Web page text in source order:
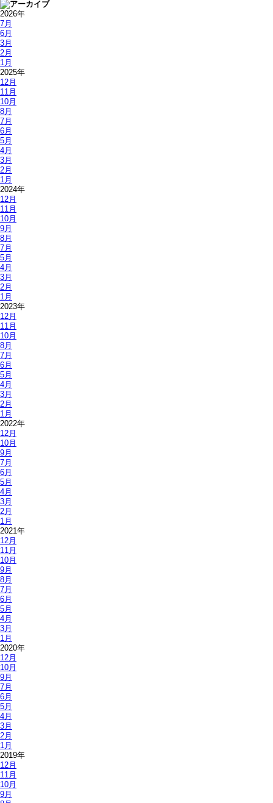
2026年
7月
6月
3月
2月
1月
2025年
12月
11月
10月
8月
7月
6月
5月
4月
3月
2月
1月
2024年
12月
11月
10月
9月
8月
7月
5月
4月
3月
2月
1月
2023年
12月
11月
10月
8月
7月
6月
5月
4月
3月
2月
1月
2022年
12月
10月
9月
7月
6月
5月
4月
3月
2月
1月
2021年
12月
11月
10月
9月
8月
7月
6月
5月
4月
3月
1月
2020年
12月
10月
9月
7月
6月
5月
4月
3月
2月
1月
2019年
12月
11月
10月
9月